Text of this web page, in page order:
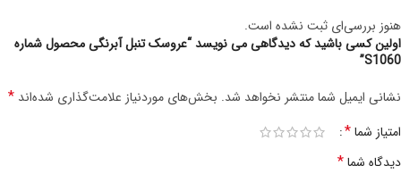
هنوز بررسی‌ای ثبت نشده است.
اولین کسی باشید که دیدگاهی می نویسد “عروسک تنبل آبرنگی محصول شماره
S1060”
نشانی ایمیل شما منتشر نخواهد شد. بخش‌های موردنیاز علامت‌گذاری شده‌اند *
امتیاز شما*
دیدگاه شما*